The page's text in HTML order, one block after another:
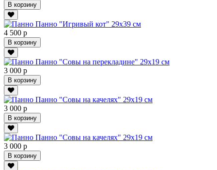
В корзину
Панно "Игривый кот" 29х39 см
4 500 р
В корзину
Панно "Совы на перекладине" 29х19 см
3 000 р
В корзину
Панно "Совы на качелях" 29х19 см
3 000 р
В корзину
Панно "Совы на качелях" 29х19 см
3 000 р
В корзину